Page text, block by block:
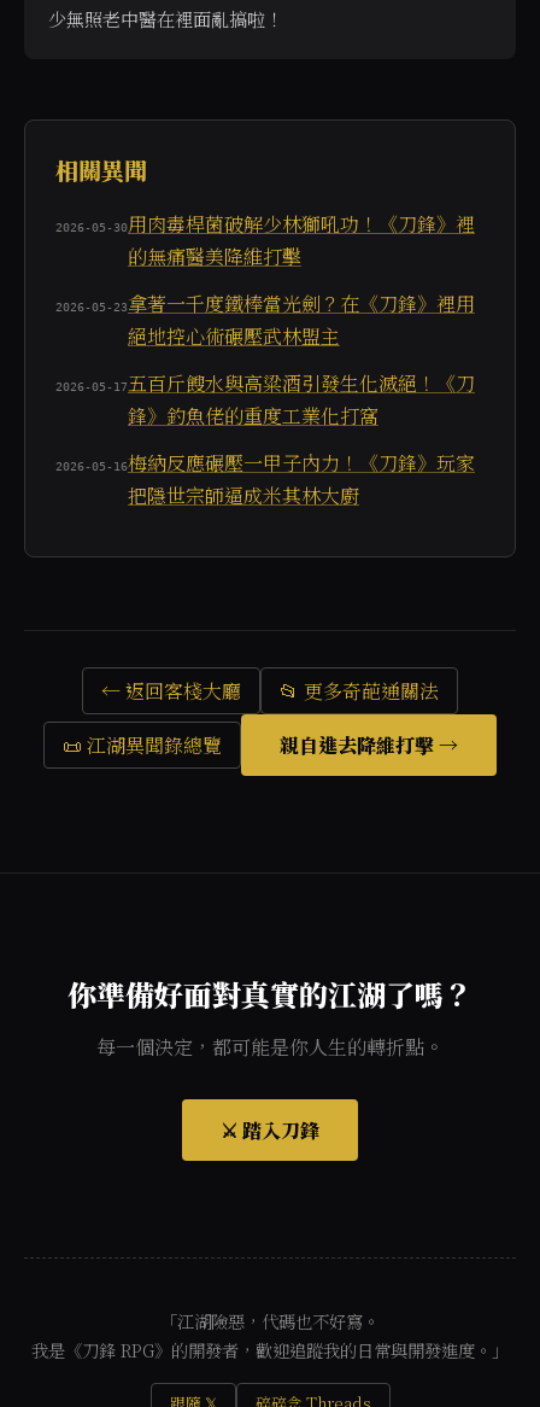
少無照老中醫在裡面亂搞啦！
相關異聞
2026-05-30用肉毒桿菌破解少林獅吼功！《刀鋒》裡
的無痛醫美降維打擊
2026-05-23拿著一千度鐵棒當光劍？在《刀鋒》裡用
絕地控心術碾壓武林盟主
2026-05-17五百斤餿水與高粱酒引發生化滅絕！《刀
鋒》釣魚佬的重度工業化打窩
2026-05-16梅納反應碾壓一甲子內力！《刀鋒》玩家
把隱世宗師逼成米其林大廚
← 返回客棧大廳
📂 更多奇葩通關法
📜 江湖異聞錄總覽
親自進去降維打擊 →
你準備好面對真實的江湖了嗎？
每一個決定，都可能是你人生的轉折點。
⚔️ 踏入刀鋒
「江湖險惡，代碼也不好寫。
我是《刀鋒 RPG》的開發者，歡迎追蹤我的日常與開發進度。」